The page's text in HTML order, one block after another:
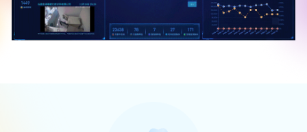
English
微信客服